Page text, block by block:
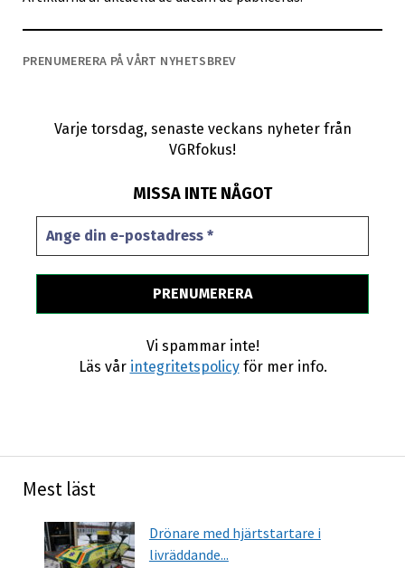
PRENUMERERA PÅ VÅRT NYHETSBREV
Varje torsdag, senaste veckans nyheter från
VGRfokus!
MISSA INTE NÅGOT
Vi spammar inte!
Läs vår integritetspolicyför mer info.
Mest läst
Drönare med hjärtstartare i
livräddande...